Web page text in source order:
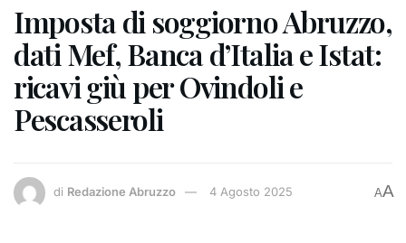
Imposta di soggiorno Abruzzo,
dati Mef, Banca d’Italia e Istat:
ricavi giù per Ovindoli e
Pescasseroli
di Redazione Abruzzo 4 Agosto 2025 AA